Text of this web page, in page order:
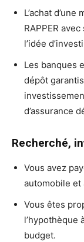
L’achat
RAPPER
l’idée
Les banques
dépôt
d’assurance
Recherché,
Vous avez
automobile et
Vous êtes
l’hypothèque
budget.